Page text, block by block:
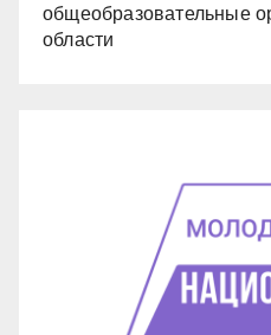
общеобразовательные
области